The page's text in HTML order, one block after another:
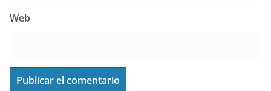
Web